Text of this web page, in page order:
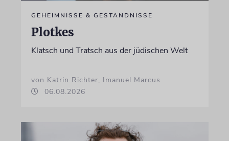
GEHEIMNISSE & GESTÄNDNISSE
Plotkes
Klatsch und Tratsch aus der jüdischen Welt
von Katrin Richter, Imanuel Marcus
06.08.2026